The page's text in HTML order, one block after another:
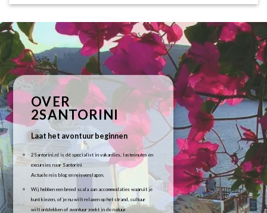
OVER
2SANTORINI
Laat het avontuur beginnen
2Santorini.nl is dé specialist in vakanties, lastminutes en
excursies naar Santorini
Actuele reis blog en reisverslagen.
Wij hebben een breed scala aan accommodaties waaruit je
kunt kiezen, of je nu wilt relaxen op het strand, cultuur
wilt ontdekken of avontuur zoekt in de natuur.